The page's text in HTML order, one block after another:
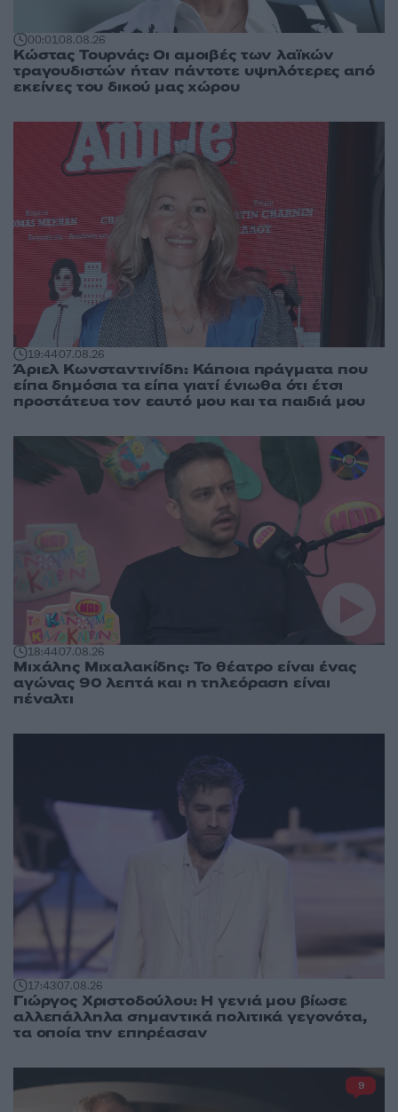
00:0108.08.26
Κώστας Τουρνάς: Οι αμοιβές των λαϊκών
τραγουδιστών ήταν πάντοτε υψηλότερες από
εκείνες του δικού μας χώρου
19:4407.08.26
Άριελ Κωνσταντινίδη: Κάποια πράγματα που
είπα δημόσια τα είπα γιατί ένιωθα ότι έτσι
προστάτευα τον εαυτό μου και τα παιδιά μου
18:4407.08.26
Μιχάλης Μιχαλακίδης: Το θέατρο είναι ένας
αγώνας 90 λεπτά και η τηλεόραση είναι
πέναλτι
17:4307.08.26
Γιώργος Χριστοδούλου: Η γενιά μου βίωσε
αλλεπάλληλα σημαντικά πολιτικά γεγονότα,
τα οποία την επηρέασαν
9